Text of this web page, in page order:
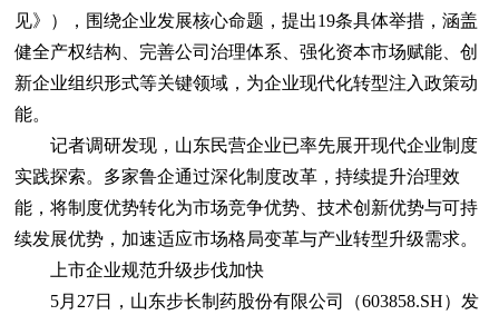
见》），围绕企业发展核心命题，提出19条具体举措，涵盖
健全产权结构、完善公司治理体系、强化资本市场赋能、创
新企业组织形式等关键领域，为企业现代化转型注入政策动
能。
记者调研发现，山东民营企业已率先展开现代企业制度
实践探索。多家鲁企通过深化制度改革，持续提升治理效
能，将制度优势转化为市场竞争优势、技术创新优势与可持
续发展优势，加速适应市场格局变革与产业转型升级需求。
上市企业规范升级步伐加快
5月27日，山东步长制药股份有限公司（603858.SH）发